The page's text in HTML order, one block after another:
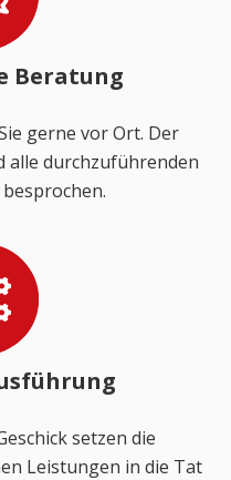
Beratung
gerne vor Ort. Der
alle durchzuführenden
setzen die
Leistungen in die Tat